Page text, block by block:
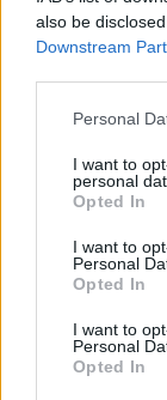
also be
Downstream
Please note
not limited to
grant or deny
use your data
consent section.
Personal
I want to
personal
Opted In
I want to
Personal
Opted In
I want to
Personal
Opted In
2026. március 2.
Molnár Áron
segítségére
segített egy
probléma